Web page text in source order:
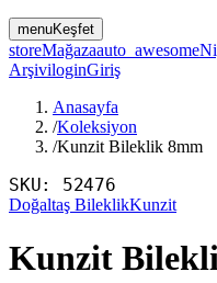
menuKeşfet
storeMağazaauto_awesome
ArşiviloginGiriş
Anasayfa
/Koleksiyon
/Kunzit Bileklik 8mm
SKU: 52476
Doğaltaş BileklikKunzit
Kunzit